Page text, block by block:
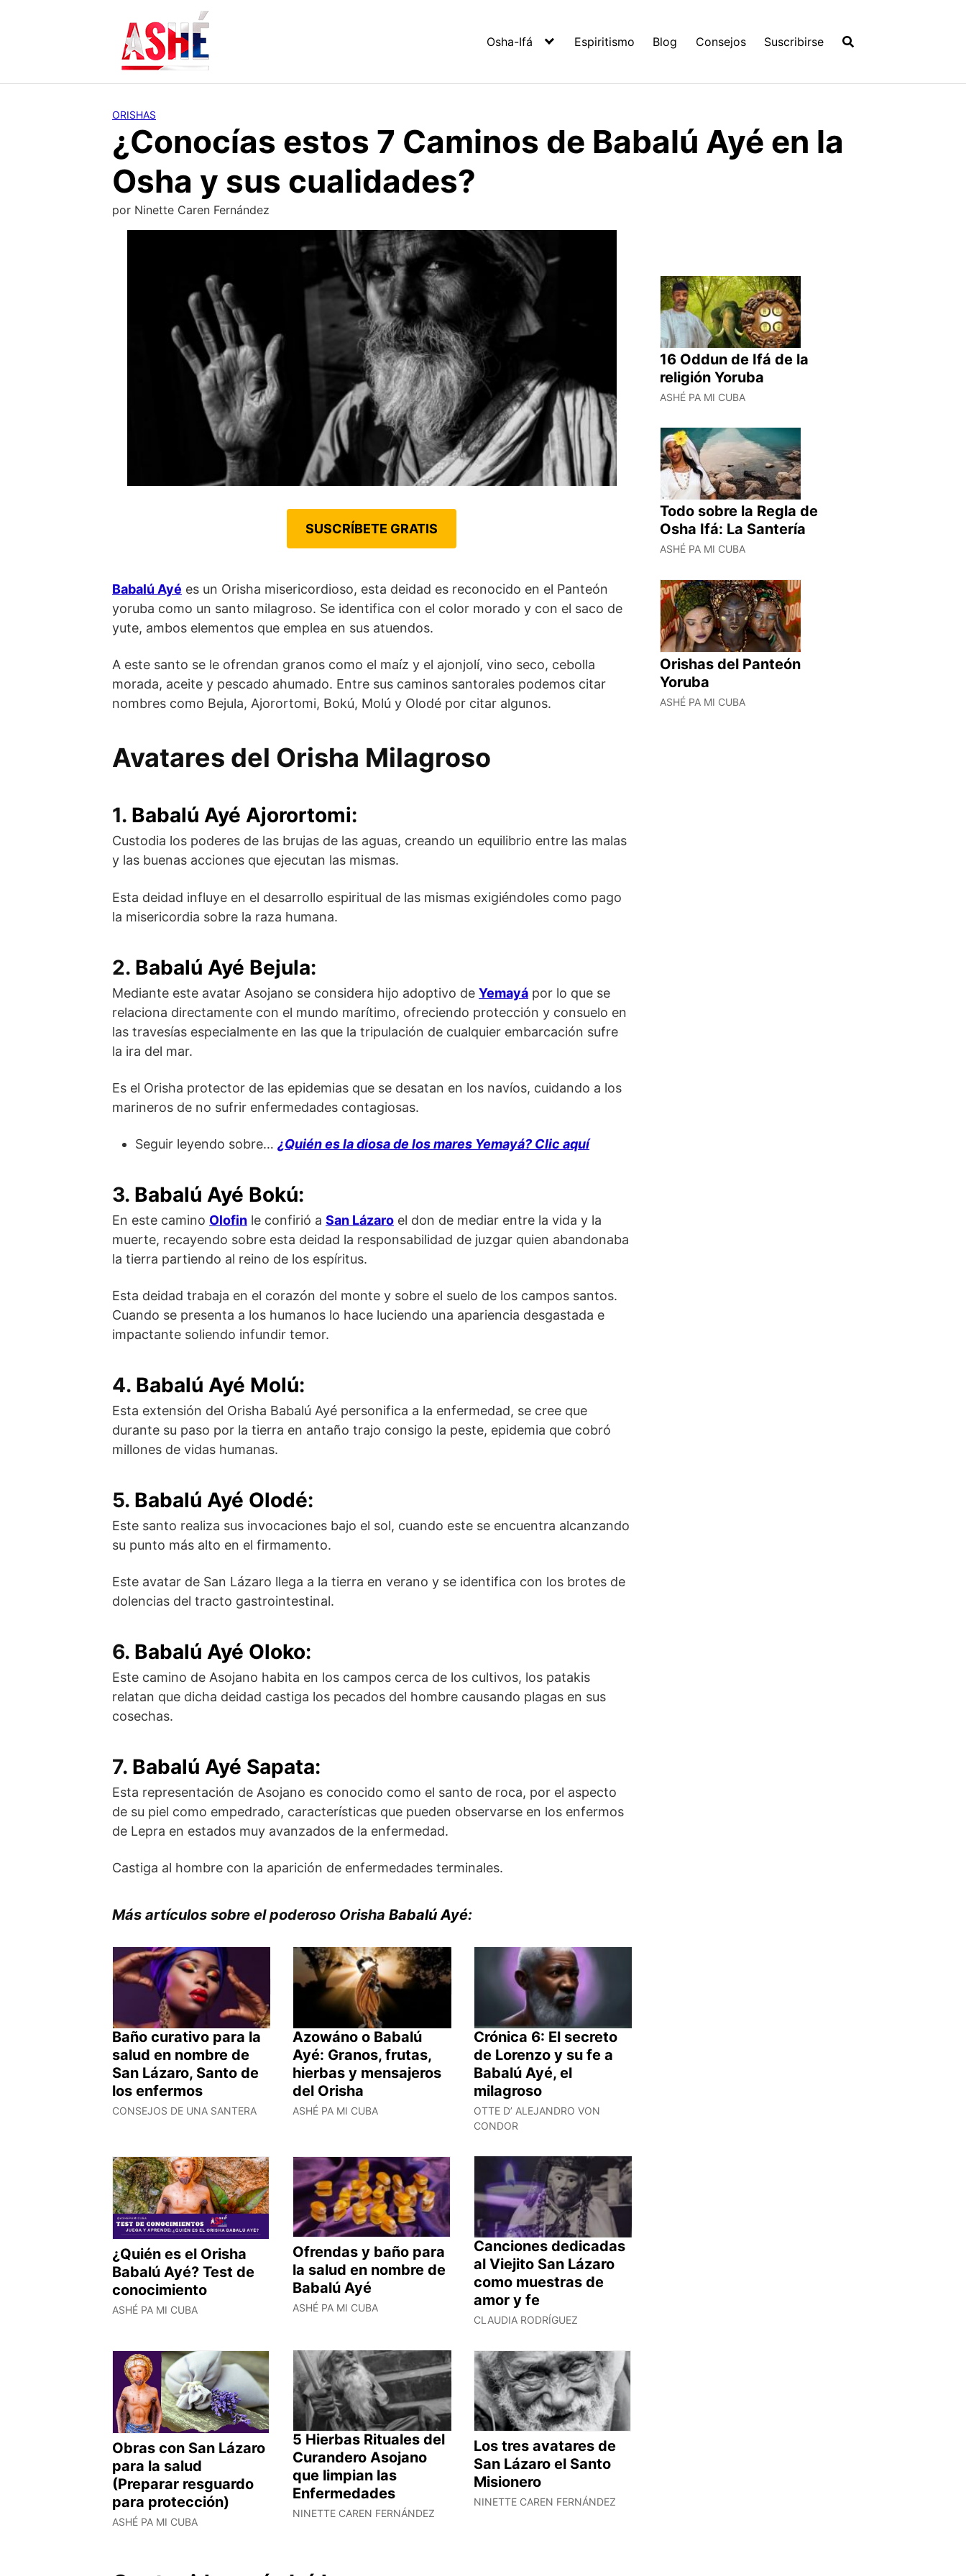
Osha-Ifá Espiritismo Blog Consejos Suscribirse
ORISHAS
¿Conocías estos 7 Caminos de Babalú Ayé en la
Osha y sus cualidades?
por Ninette Caren Fernández
SUSCRÍBETE GRATIS
Babalú Ayé es un Orisha misericordioso, esta deidad es reconocido en el Panteón
yoruba como un santo milagroso. Se identifica con el color morado y con el saco de
yute, ambos elementos que emplea en sus atuendos.
A este santo se le ofrendan granos como el maíz y el ajonjolí, vino seco, cebolla
morada, aceite y pescado ahumado. Entre sus caminos santorales podemos citar
nombres como Bejula, Ajorortomi, Bokú, Molú y Olodé por citar algunos.
Avatares del Orisha Milagroso
1. Babalú Ayé Ajorortomi:
Custodia los poderes de las brujas de las aguas, creando un equilibrio entre las malas
y las buenas acciones que ejecutan las mismas.
Esta deidad influye en el desarrollo espiritual de las mismas exigiéndoles como pago
la misericordia sobre la raza humana.
2. Babalú Ayé Bejula:
Mediante este avatar Asojano se considera hijo adoptivo de Yemayá por lo que se
relaciona directamente con el mundo marítimo, ofreciendo protección y consuelo en
las travesías especialmente en las que la tripulación de cualquier embarcación sufre
la ira del mar.
Es el Orisha protector de las epidemias que se desatan en los navíos, cuidando a los
marineros de no sufrir enfermedades contagiosas.
Seguir leyendo sobre… ¿Quién es la diosa de los mares Yemayá? Clic aquí
3. Babalú Ayé Bokú:
En este camino Olofin le confirió a San Lázaro el don de mediar entre la vida y la
muerte, recayendo sobre esta deidad la responsabilidad de juzgar quien abandonaba
la tierra partiendo al reino de los espíritus.
Esta deidad trabaja en el corazón del monte y sobre el suelo de los campos santos.
Cuando se presenta a los humanos lo hace luciendo una apariencia desgastada e
impactante soliendo infundir temor.
4. Babalú Ayé Molú:
Esta extensión del Orisha Babalú Ayé personifica a la enfermedad, se cree que
durante su paso por la tierra en antaño trajo consigo la peste, epidemia que cobró
millones de vidas humanas.
5. Babalú Ayé Olodé:
Este santo realiza sus invocaciones bajo el sol, cuando este se encuentra alcanzando
su punto más alto en el firmamento.
Este avatar de San Lázaro llega a la tierra en verano y se identifica con los brotes de
dolencias del tracto gastrointestinal.
6. Babalú Ayé Oloko:
Este camino de Asojano habita en los campos cerca de los cultivos, los patakis
relatan que dicha deidad castiga los pecados del hombre causando plagas en sus
cosechas.
7. Babalú Ayé Sapata:
Esta representación de Asojano es conocido como el santo de roca, por el aspecto
de su piel como empedrado, características que pueden observarse en los enfermos
de Lepra en estados muy avanzados de la enfermedad.
Castiga al hombre con la aparición de enfermedades terminales.
Más artículos sobre el poderoso Orisha Babalú Ayé:
Baño curativo para la
salud en nombre de
San Lázaro, Santo de
los enfermos
CONSEJOS DE UNA SANTERA
Azowáno o Babalú
Ayé: Granos, frutas,
hierbas y mensajeros
del Orisha
ASHÉ PA MI CUBA
Crónica 6: El secreto
de Lorenzo y su fe a
Babalú Ayé, el
milagroso
OTTE D’ ALEJANDRO VON
CONDOR
¿Quién es el Orisha
Babalú Ayé? Test de
conocimiento
ASHÉ PA MI CUBA
Ofrendas y baño para
la salud en nombre de
Babalú Ayé
ASHÉ PA MI CUBA
Canciones dedicadas
al Viejito San Lázaro
como muestras de
amor y fe
CLAUDIA RODRÍGUEZ
Obras con San Lázaro
para la salud
(Preparar resguardo
para protección)
ASHÉ PA MI CUBA
5 Hierbas Rituales del
Curandero Asojano
que limpian las
Enfermedades
NINETTE CAREN FERNÁNDEZ
Los tres avatares de
San Lázaro el Santo
Misionero
NINETTE CAREN FERNÁNDEZ
16 Oddun de Ifá de la
religión Yoruba
ASHÉ PA MI CUBA
Todo sobre la Regla de
Osha Ifá: La Santería
ASHÉ PA MI CUBA
Orishas del Panteón
Yoruba
ASHÉ PA MI CUBA